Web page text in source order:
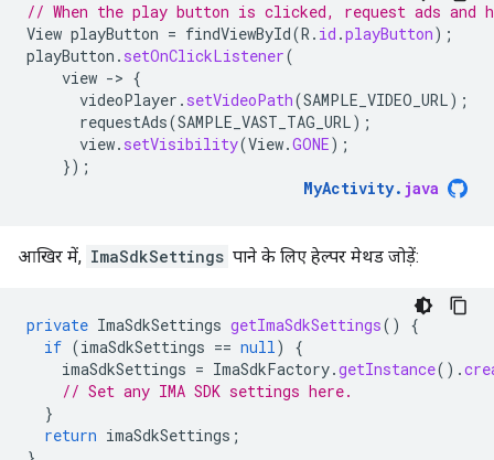
// When the play button is clicked, request ads and
View playButton = findViewById(R . id .playButton);
playButton . setOnClickListener(
view -> {
videoPlayer . setVideoPath(SAMPLE_VIDEO_URL);
requestAds(SAMPLE_VAST_TAG_URL);
view. setVisibility(View.GONE);
});
MyActivity. java
आखिर में, ImaSdkSettings पाने के लिए हेल्पर मेथड जोड़ें:
private ImaSdkSettings getImaSdkSettings()
{
if (imaSdkSettings == null)
{
imaSdkSettings = ImaSdkFactory.getInstance().
// Set any IMA SDK settings here.
}
return imaSdkSettings ;